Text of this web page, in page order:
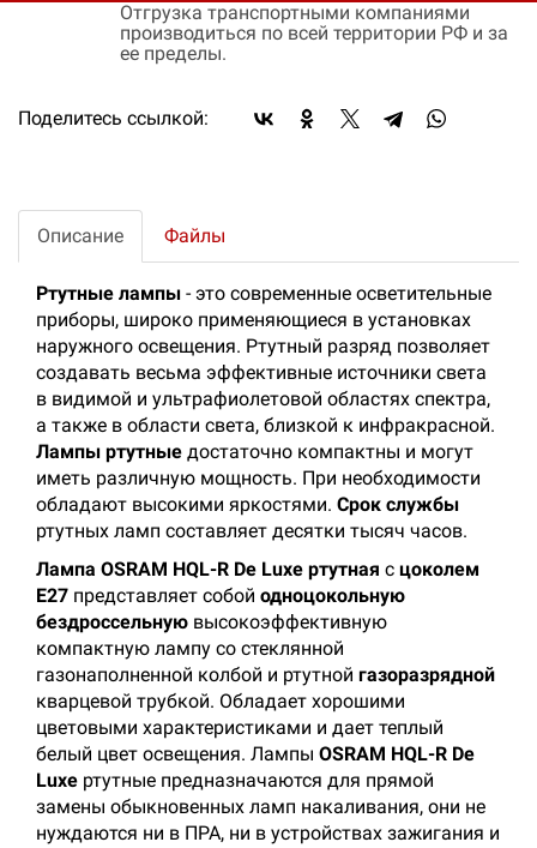
Отгрузка транспортными компаниями
производиться по всей территории РФ и за
ее пределы.
Поделитесь ссылкой:
Описание Файлы
Ртутные лампы - это современные осветительные
приборы, широко применяющиеся в установках
наружного освещения. Ртутный разряд позволяет
создавать весьма эффективные источники света
в видимой и ультрафиолетовой областях спектра,
а также в области света, близкой к инфракрасной.
Лампы ртутные достаточно компактны и могут
иметь различную мощность. При необходимости
обладают высокими яркостями. Срок службы
ртутных ламп составляет десятки тысяч часов.
Лампа OSRAM HQL-R De Luxe ртутная с цоколем
E27 представляет собой одноцокольную
бездроссельную высокоэффективную
компактную лампу со стеклянной
газонаполненной колбой и ртутной газоразрядной
кварцевой трубкой. Обладает хорошими
цветовыми характеристиками и дает теплый
белый цвет освещения. Лампы OSRAM HQL-R De
Luxe ртутные предназначаются для прямой
замены обыкновенных ламп накаливания, они не
нуждаются ни в ПРА, ни в устройствах зажигания и